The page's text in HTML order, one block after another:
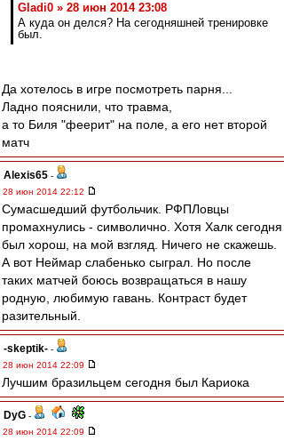
Gladi0 » 28 июн 2014 23:08
А куда он делся? На сегодняшней тренировке
был.
Да хотелось в игре посмотреть парня...
Ладно пояснили, что травма,
а то Биля "феерит" на поле, а его нет второй
матч
Alexis65 -
28 июн 2014 22:12
Сумасшедший футбольчик. РФПЛовцы
промахнулись - символично. Хотя Халк сегодня
был хорош, на мой взгляд. Ничего не скажешь.
А вот Неймар слабенько сыграл. Но после
таких матчей боюсь возвращаться в нашу
родную, любимую гавань. Контраст будет
разительный.
-skeptik- -
28 июн 2014 22:09
Лучшим бразильцем сегодня был Кариока
DyG -
28 июн 2014 22:09